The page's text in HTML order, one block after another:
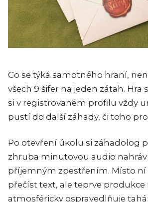
Co se týká samotného hraní,
všech 9 šifer na jeden zátah. Hra
si v registrovaném profilu vždy
pustí do další záhady, či toho
Po otevření úkolu si záhadolog
zhruba minutovou audio
příjemným zpestřením. Místo ní
přečíst text, ale teprve produkce
atmosféricky ospravedlňuje